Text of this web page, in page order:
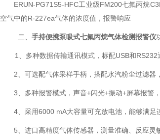
ERUN-PG71S5-HFC工业级FM200七氟丙烷
空气中的R-227ea气体的浓度值，报警响应
二、 手持便携泵吸式七氟丙烷气体检测报警仪
1、多种数据传输通讯模式，标配USB和RS232
2、可选配气体采样手柄，搭配水汽粉尘过滤器
3、多种报警模式，声音+闪光+振动+屏幕报警
4、采用6000 mA大容量可充放电池，能够满足
5、进口高精度气体传感器，测量准确、反应灵